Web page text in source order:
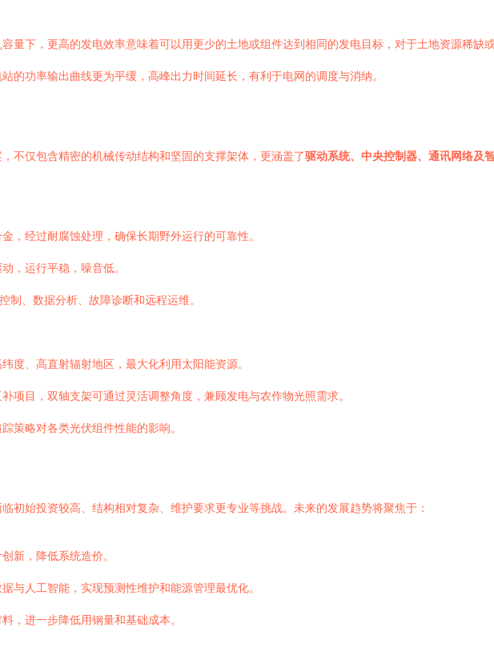
容量下，更高的发电效率意味着可以用更少的土地或组件达到相同的发电目标，对于土地资源稀缺
站的功率输出曲线更为平缓，高峰出力时间延长，有利于电网的调度与消纳。
不仅包含精密的机械传动结构和坚固的支撑架体，更涵盖了驱动系统、中央控制器、通讯网络及
，经过耐腐蚀处理，确保长期野外运行的可靠性。
，运行平稳，噪音低。
制、数据分析、故障诊断和远程运维。
纬度、高直射辐射地区，最大化利用太阳能资源。
补项目，双轴支架可通过灵活调整角度，兼顾发电与农作物光照需求。
策略对各类光伏组件性能的影响。
初始投资较高、结构相对复杂、维护要求更专业等挑战。未来的发展趋势将聚焦于：
新，降低系统造价。
与人工智能，实现预测性维护和能源管理最优化。
，进一步降低用钢量和基础成本。